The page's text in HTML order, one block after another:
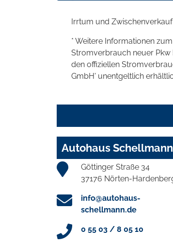
Irrtum und
* Weitere Informationen
Stromverbrauch neuer Pkw
den offiziellen
GmbH' unentgeltlich
Autohaus Schellmann
Göttinger Straße 34
37176 Nörten-
info@autohaus-
schellmann.de
0 55 03 / 8 05 10